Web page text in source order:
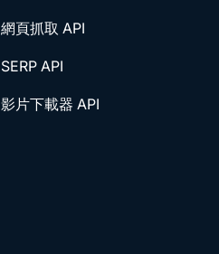
網頁抓取 API
SERP API
影片下載器 API